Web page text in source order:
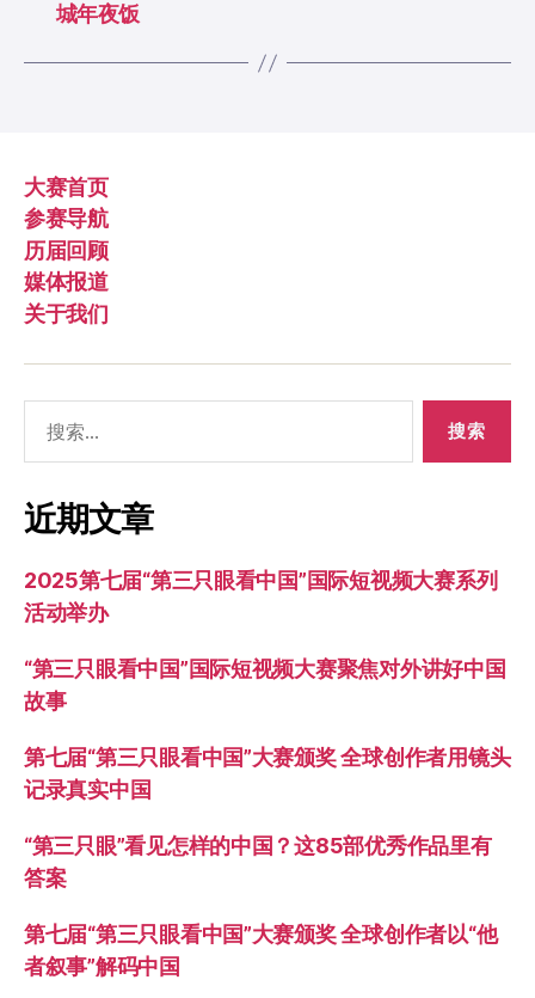
城年夜饭
大赛首页
参赛导航
历届回顾
媒体报道
关于我们
索：
近期文章
2025第七届“第三只眼看中国”国际短视频大赛系列
活动举办
“第三只眼看中国”国际短视频大赛聚焦对外讲好中国
故事
第七届“第三只眼看中国”大赛颁奖 全球创作者用镜头
记录真实中国
“第三只眼”看见怎样的中国？这85部优秀作品里有
答案
第七届“第三只眼看中国”大赛颁奖 全球创作者以“他
者叙事”解码中国